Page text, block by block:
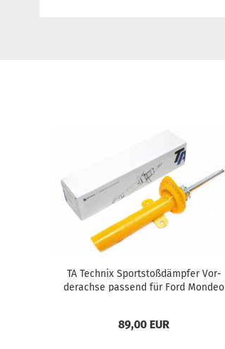
TA Tech­nix Sport­stoß­dämp­fer Vor­
der­ach­se pas­send für Ford Mon­deo
89,00 EUR